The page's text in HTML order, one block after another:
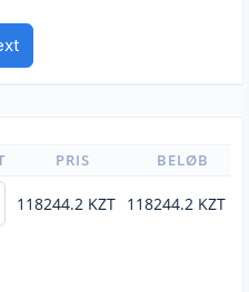
PRIS BELØB
118244.2 KZT 118244.2 KZT